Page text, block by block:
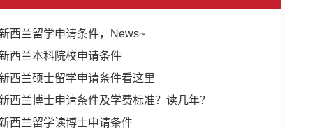
西兰留学申请条件，News~
西兰本科院校申请条件
西兰硕士留学申请条件看这里
西兰博士申请条件及学费标准？读几年？
西兰留学读博士申请条件